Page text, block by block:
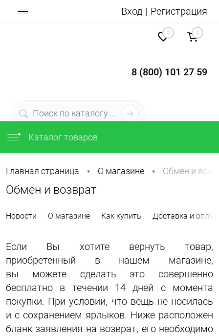
Вход Регистрация
8 (800) 101 27 59
0 0
Каталог товаров
Главная страница • О магазине • Обмен и
Обмен и возврат
Новости О магазине Как купить Доставка и
Если Вы хотите вернуть товар,
приобретенный в нашем магазине,
вы можете сделать это совершенно
бесплатно в течении 14 дней с момента
покупки. При условии, что вещь не носилась
и с сохранением ярлыков. Ниже расположен
бланк заявления на возврат, его необходимо